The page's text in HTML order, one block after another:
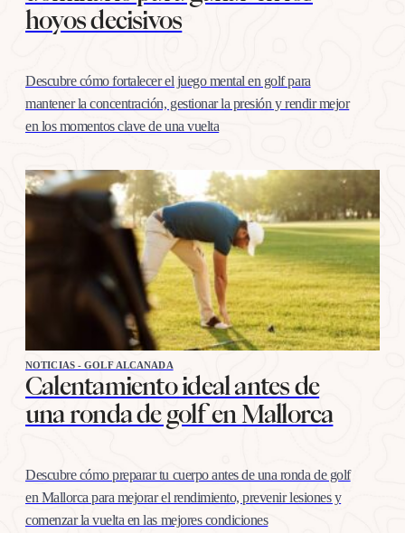
hoyos decisivos
Descubre cómo fortalecer el juego mental en golf para
mantener la concentración, gestionar la presión y rendir mejor
en los momentos clave de una vuelta
NOTICIAS - GOLF ALCANADA
Calentamiento ideal antes de
una ronda de golf en Mallorca
Descubre cómo preparar tu cuerpo antes de una ronda de golf
en Mallorca para mejorar el rendimiento, prevenir lesiones y
comenzar la vuelta en las mejores condiciones